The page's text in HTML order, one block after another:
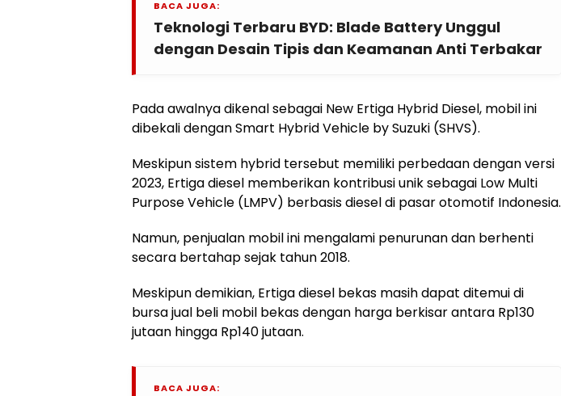
BACA JUGA:
Teknologi Terbaru BYD: Blade Battery Unggul
dengan Desain Tipis dan Keamanan Anti Terbakar
Pada awalnya dikenal sebagai New Ertiga Hybrid Diesel, mobil ini
dibekali dengan Smart Hybrid Vehicle by Suzuki (SHVS).
Meskipun sistem hybrid tersebut memiliki perbedaan dengan versi
2023, Ertiga diesel memberikan kontribusi unik sebagai Low Multi
Purpose Vehicle (LMPV) berbasis diesel di pasar otomotif Indonesia.
Namun, penjualan mobil ini mengalami penurunan dan berhenti
secara bertahap sejak tahun 2018.
Meskipun demikian, Ertiga diesel bekas masih dapat ditemui di
bursa jual beli mobil bekas dengan harga berkisar antara Rp130
jutaan hingga Rp140 jutaan.
BACA JUGA: